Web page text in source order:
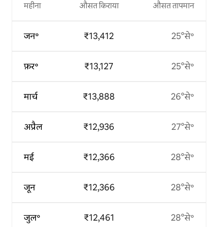
महीना
जन॰
फ़र॰
मार्च
अप्रैल
मई
जून
जुल॰
औसत किराया
₹13,412
₹13,127
₹13,888
₹12,936
₹12,366
₹12,366
₹12,461
औसत तापमान
25°से॰
25°से॰
26°से॰
27°से॰
28°से॰
28°से॰
28°से॰